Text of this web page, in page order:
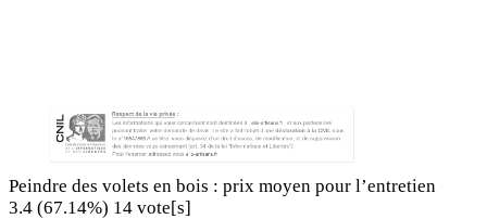
Peindre des volets en bois : prix moyen pour l’entretien
3.4 (67.14%) 14 vote[s]